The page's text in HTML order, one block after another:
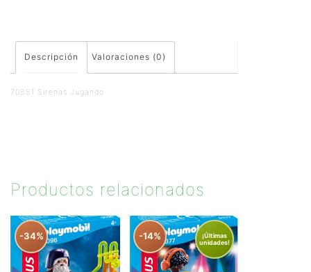
Descripción Valoraciones (0)
70881 Sirenas Jugando
Productos relacionados
-34% -14%
¡Últimas
unidades!